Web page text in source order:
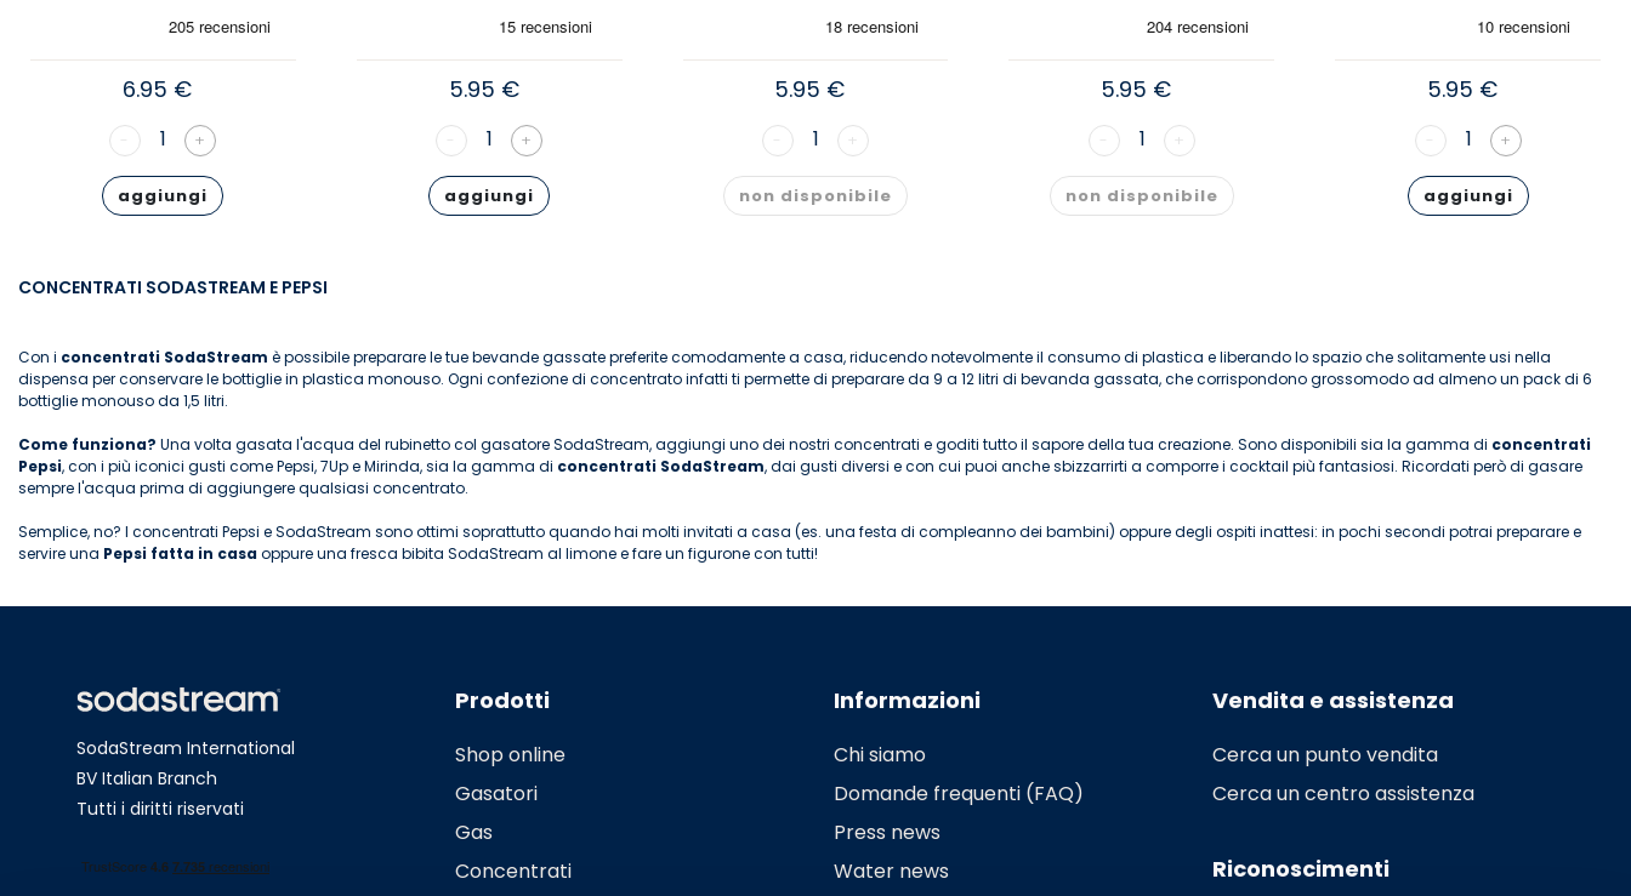
6.95 €
1 +
aggiungi
5.95 €
1 +
aggiungi
5.95 €
1 +
non disponibile
5.95 €
1 +
non disponibile
5.95 €
1 +
aggiungi
CONCENTRATI SODASTREAM E PEPSI
Con i concentrati SodaStream è possibile preparare le tue bevande gassate preferite comodamente a casa, riducendo notevolmente il consumo di plastica e liberando lo spazio che solitamente usi nella
dispensa per conservare le bottiglie in plastica monouso. Ogni confezione di concentrato infatti ti permette di preparare da 9 a 12 litri di bevanda gassata, che corrispondono grossomodo ad almeno un pack di 6
bottiglie monouso da 1,5 litri.
Come funziona? Una volta gasata l'acqua del rubinetto col gasatore SodaStream, aggiungi uno dei nostri concentrati e goditi tutto il sapore della tua creazione. Sono disponibili sia la gamma di concentrati
Pepsi, con i più iconici gusti come Pepsi, 7Up e Mirinda, sia la gamma di concentrati SodaStream, dai gusti diversi e con cui puoi anche sbizzarrirti a comporre i cocktail più fantasiosi. Ricordati però di gasare
sempre l'acqua prima di aggiungere qualsiasi concentrato.
Semplice, no? I concentrati Pepsi e SodaStream sono ottimi soprattutto quando hai molti invitati a casa (es. una festa di compleanno dei bambini) oppure degli ospiti inattesi: in pochi secondi potrai preparare e
servire una Pepsi fatta in casaoppure una fresca bibita SodaStream al limone e fare un figurone con tutti!
SodaStream International
BV Italian Branch
Tutti i diritti riservati
Prodotti
Shop online
Gasatori
Gas
Concentrati
Informazioni
Chi siamo
Domande frequenti (FAQ)
Press news
Water news
Vendita e assistenza
Cerca un punto vendita
Cerca un centro assistenza
Riconoscimenti